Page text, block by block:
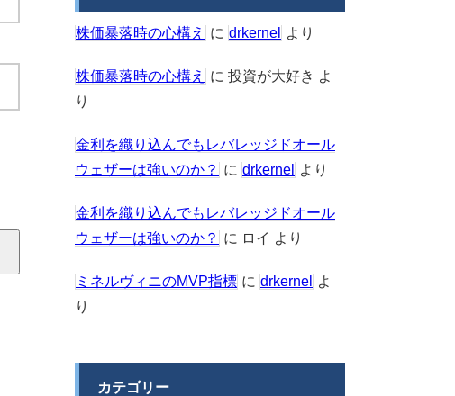
株価暴落時の心構え に drkernel より
株価暴落時の心構え に 投資が大好き よ
り
金利を織り込んでもレバレッジドオール
ウェザーは強いのか？ に drkernel より
金利を織り込んでもレバレッジドオール
ウェザーは強いのか？ に ロイ より
ミネルヴィニのMVP指標 に drkernel
よ
り
カテゴリー